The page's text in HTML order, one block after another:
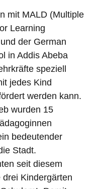
mit MALD (Multiple
Learning
der German
in Addis Abeba
speziell
jedes Kind
werden kann.
wurden 15
bedeutender
Stadt.
seit diesem
drei Kindergärten